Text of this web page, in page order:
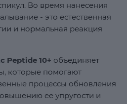
Во время нанесения
- это естественная
и нормальная реакция
Peptide 10+ объединяет
которые помогают
процессы обновления
ее упругости и